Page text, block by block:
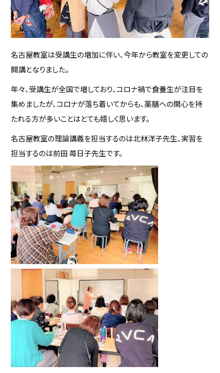
名古屋教室は受講生の増加に伴い、今年から教室を変更しての
開講となりました。
年々、受講生が全国で増しており、コロナ禍で食養生が注目を
集めましたが、コロナが落ち着いてからも、薬膳への関心を持
たれる方が多いことはとても嬉しく思います。
名古屋教室の理論講義を担当するのは北林洋子先生、実習を
担当するのは前田 苺日子先生です。